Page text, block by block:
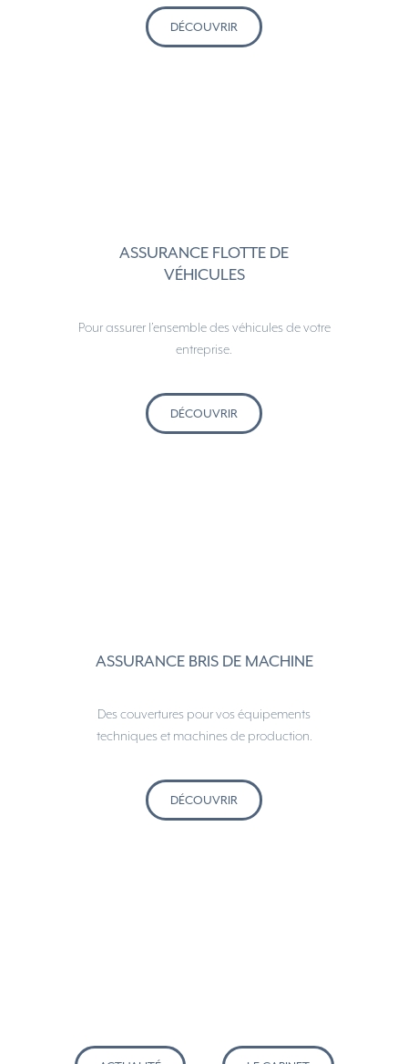
DÉCOUVRIR
ASSURANCE FLOTTE DE
VÉHICULES
Pour assurer l’ensemble des véhicules de votre
entreprise.
DÉCOUVRIR
ASSURANCE BRIS DE MACHINE
Des couvertures pour vos équipements
techniques et machines de production.
DÉCOUVRIR